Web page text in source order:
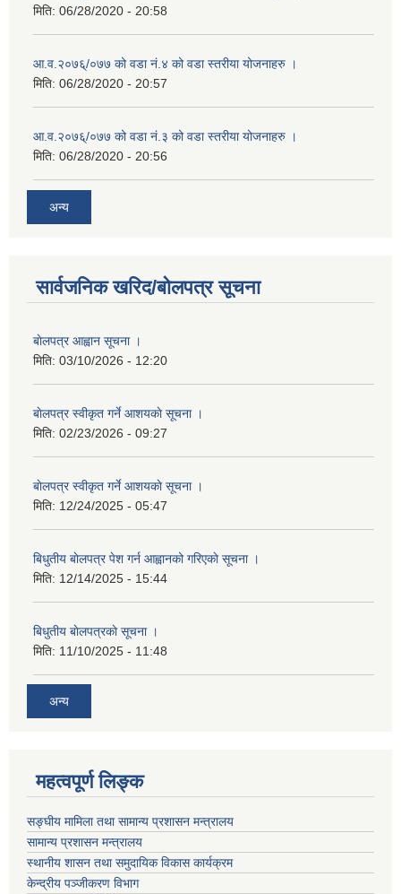
मिति: 06/28/2020 - 20:58
आ.व.२०७६्/०७७ को वडा नं.४ को वडा स्तरीया योजनाहरु ।
मिति: 06/28/2020 - 20:57
आ.व.२०७६्/०७७ को वडा नं.३ को वडा स्तरीया योजनाहरु ।
मिति: 06/28/2020 - 20:56
अन्य
सार्वजनिक खरिद/बोलपत्र सूचना
बाेलपत्र आह्वान सूचना ।
मिति: 03/10/2026 - 12:20
बाेलपत्र स्वीकृत गर्ने आशयकाे सूचना ।
मिति: 02/23/2026 - 09:27
बाेलपत्र स्वीकृत गर्ने आशयकाे सूचना ।
मिति: 12/24/2025 - 05:47
बिधुतीय बाेलपत्र पेश गर्न आह्वानको गरिएकाे सूचना ।
मिति: 12/14/2025 - 15:44
बिधुतीय बाेलपत्रकाे सूचना ।
मिति: 11/10/2025 - 11:48
अन्य
महत्वपूर्ण लिङ्क
सङ्घीय मामिला तथा सामान्य प्रशासन मन्त्रालय
सामान्य प्रशासन मन्त्रालय
स्थानीय शासन तथा समुदायिक विकास कार्यक्रम
केन्द्रीय पञ्जीकरण विभाग